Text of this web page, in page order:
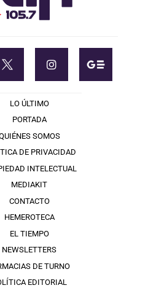
LO ÚLTIMO
PORTADA
SOMOS
DE PRIVACIDAD
INTELECTUAL
MEDIAKIT
CONTACTO
HEMEROTECA
EL TIEMPO
NEWSLETTERS
DE TURNO
EDITORIAL